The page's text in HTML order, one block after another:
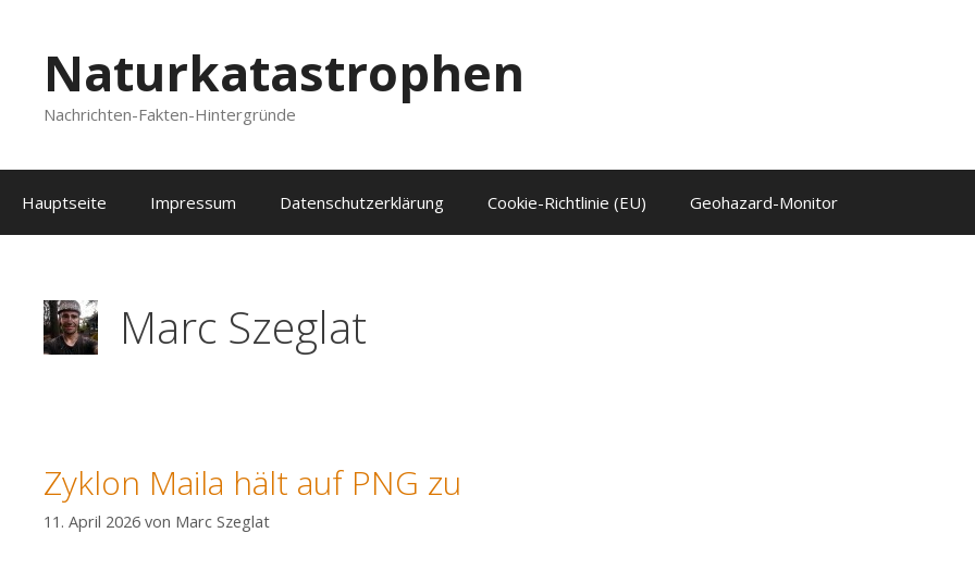
springenNaturkatastrophen
Nachrichten-Fakten-Hintergründe
Hauptseite Impressum Datenschutzerklärung Cookie-Richtlinie (EU) Geohazard-Monitor
Marc Szeglat
Zyklon Maila hält auf PNG zu
11. April 2026 von Marc Szeglat